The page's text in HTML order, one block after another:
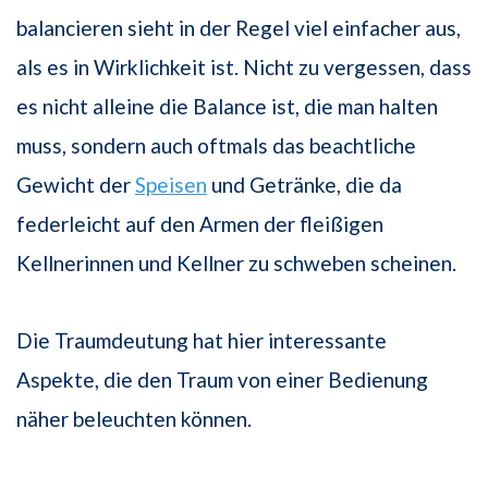
balancieren sieht in der Regel viel einfacher aus,
als es in Wirklichkeit ist. Nicht zu vergessen, dass
es nicht alleine die Balance ist, die man halten
muss, sondern auch oftmals das beachtliche
Gewicht derSpeisen und Getränke, die da
federleicht auf den Armen der fleißigen
Kellnerinnen und Kellner zu schweben scheinen.
Die Traumdeutung hat hier interessante
Aspekte, die den Traum von einer Bedie­nung
näher beleuchten können.